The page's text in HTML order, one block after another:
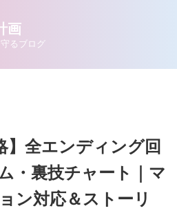
画
るブログ
】全エンディング回
・裏技チャート｜マ
ン対応＆ストーリ